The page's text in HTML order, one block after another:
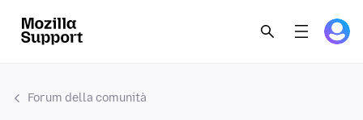
Forum della comunità